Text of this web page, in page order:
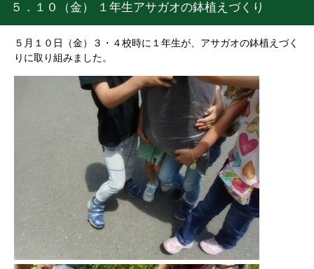
５．１０（金） １年生アサガオの鉢植えづくり
５月１０日（金）３・４校時に１年生が、アサガオの鉢植えづく
りに取り組みました。